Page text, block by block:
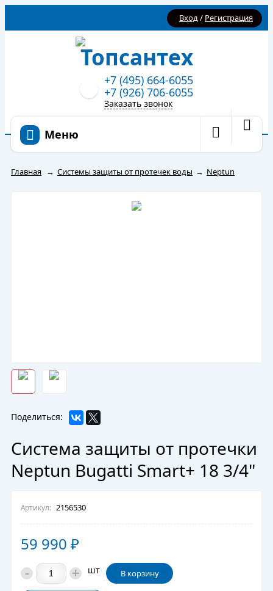
Вход/ Регистрация
+7 (495) 664-6055
+7 (926) 706-6055
Заказать звонок
Меню
Главная → Системы защиты от протечек воды → Neptun
Поделиться:
Система защиты от протечки
Neptun Bugatti Smart+ 18 3/4"
Артикул: 2156530
59 990 ₽
- + шт В корзину